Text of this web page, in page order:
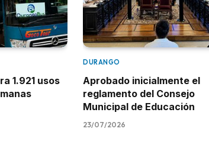
1.921 usos
DURANGO
Aprobado inicialmente el
reglamento del Consejo
Municipal de Educación
23/07/2026